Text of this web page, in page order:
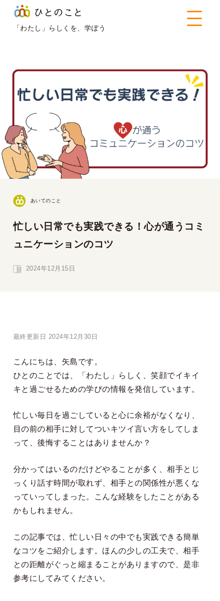
「わたし」らしくを、学ぼう
ひとのこと>あいてのこと
忙しい日常でも実践できる！
心が通うコミュニケーションのコツ
あいてのこと
忙しい日常でも実践できる！心が通うコミ
ュニケーションのコツ
2024年12月15日
最終更新日 2024年12月30日
こんにちは、矢島です。
ひとのことでは、「わたし」らしく、笑顔でイキイ
キと過ごせるための学びの情報を発信しています。
忙しい毎日を過ごしていると心に余裕がなくなり、
目の前の相手に対してついキツイ言い方をしてしま
って、後悔することはありませんか？
分かってはいるのだけどやることが多く、相手とじ
っくり話す時間が取れず、相手との関係性が悪くな
っていってしまった。こんな経験をしたことがある
かもしれません。
この記事では、忙しい日々の中でも実践できる簡単
なコツをご紹介します。ほんの少しの工夫で、相手
との距離がぐっと縮まることがありますので、是非
参考にしてみてください。